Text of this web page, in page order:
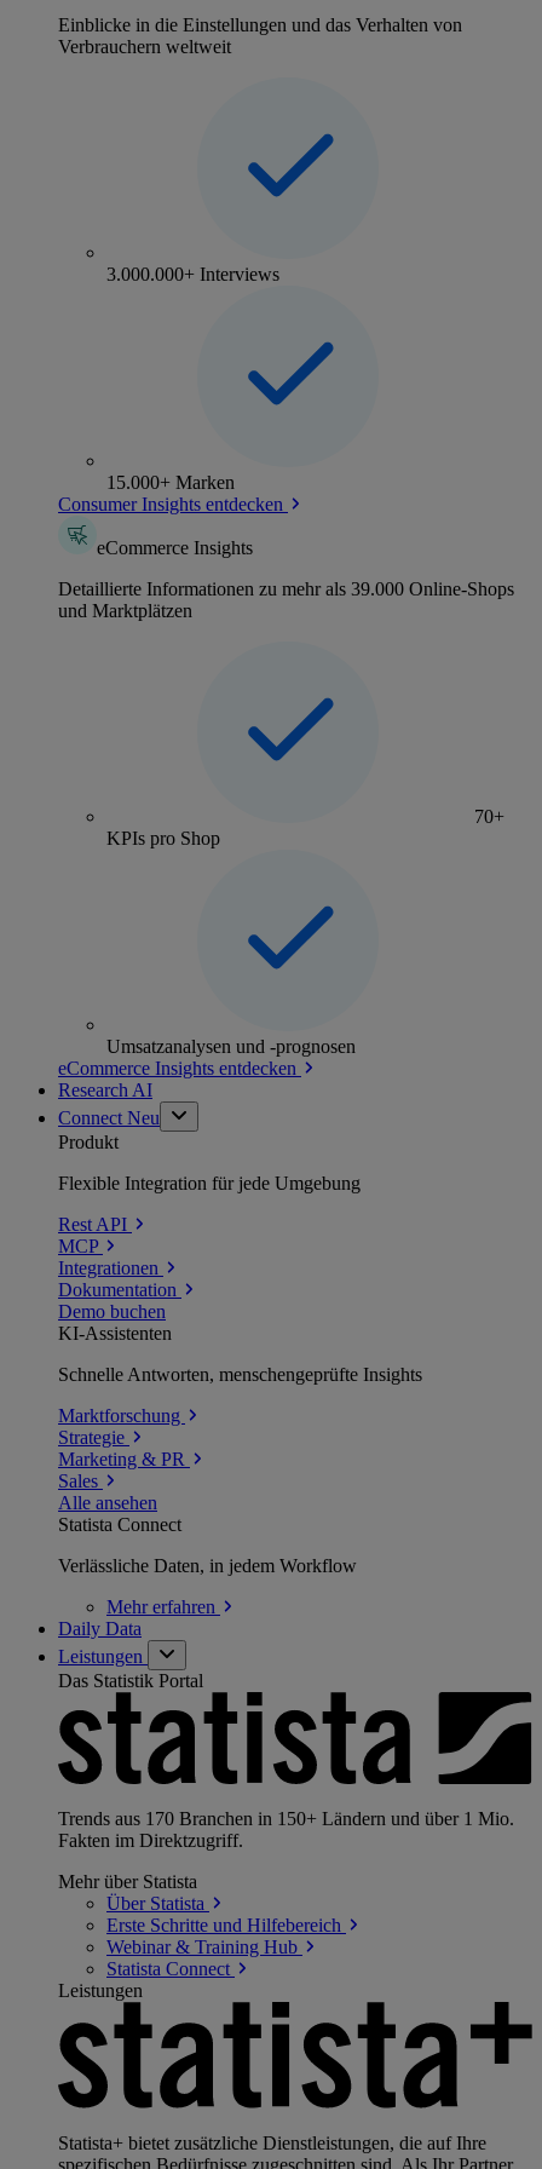
Einblicke in die Einstellungen und das Verhalten von
Verbrauchern weltweit
3.000.000+ Interviews
15.000+ Marken
Consumer Insights entdecken
eCommerce Insights
Detaillierte Informationen zu mehr als 39.000 Online-Shops
und Marktplätzen
70+
KPIs pro Shop
Umsatzanalysen und -prognosen
eCommerce Insights entdecken
Research AI
Connect Neu
Produkt
Flexible Integration für jede Umgebung
Rest API
MCP
Integrationen
Dokumentation
Demo buchen
KI-Assistenten
Schnelle Antworten, menschengeprüfte Insights
Marktforschung
Strategie
Marketing & PR
Sales
Alle ansehen
Statista Connect
Verlässliche Daten, in jedem Workflow
Mehrerfahren
Daily Data
Leistungen
Das Statistik Portal
Trends aus 170 Branchen in 150+ Ländern und über 1 Mio.
Fakten im Direktzugriff.
Mehr über Statista
Über Statista
Erste Schritte und Hilfebereich
Webinar & Training Hub
Statista Connect
Leistungen
Statista+ bietet zusätzliche Dienstleistungen, die auf Ihre
spezifischen Bedürfnisse zugeschnitten sind. Als Ihr Partner